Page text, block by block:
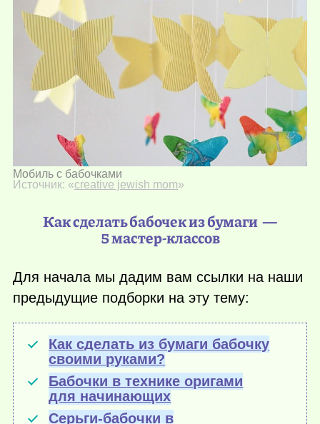
Мобиль с бабочками
Источник: «creative jewish mom»
Как сделать бабочек из бумаги —
5 мастер-классов
Для начала мы дадим вам ссылки на наши
предыдущие подборки на эту тему:
Как сделать из бумаги бабочку
своими руками?
Бабочки в технике оригами
для начинающих
Серьги-бабочки в